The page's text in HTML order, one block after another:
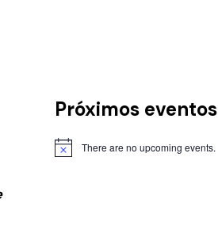
Próximos eventos
There are no upcoming events.